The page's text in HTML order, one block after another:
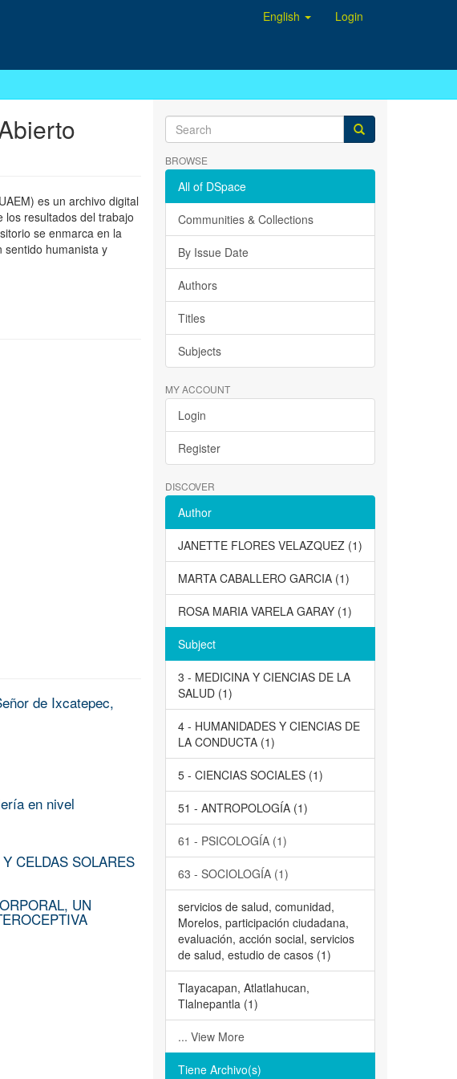
English Login
es un archivo digital
los resultados del trabajo
se enmarca en la
sentido humanista y
de Ixcatepec,
en nivel
CELDAS SOLARES
UN
BROWSE
All of DSpace
Communities & Collections
By Issue Date
Authors
Titles
Subjects
MY ACCOUNT
Login
Register
DISCOVER
Author
JANETTE FLORES VELAZQUEZ (1)
MARTA CABALLERO GARCIA (1)
ROSA MARIA VARELA GARAY (1)
Subject
3 - MEDICINA Y CIENCIAS DE LA
SALUD (1)
4 - HUMANIDADES Y CIENCIAS DE
LA CONDUCTA (1)
5 - CIENCIAS SOCIALES (1)
51 - ANTROPOLOGÍA (1)
61 - PSICOLOGÍA (1)
63 - SOCIOLOGÍA (1)
servicios de salud, comunidad,
Morelos, participación ciudadana,
evaluación, acción social, servicios
de salud, estudio de casos (1)
Tlayacapan, Atlatlahucan,
Tlalnepantla (1)
... View More
Tiene Archivo(s)